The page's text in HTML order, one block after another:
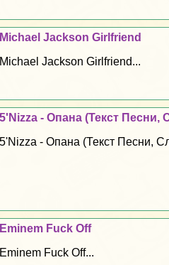
Michael Jackson Girlfriend
Michael Jackson Girlfriend...
5'Nizza - Опана (Текст Песни,
5'Nizza - Опана (Текст Песни,
Eminem Fuck Off
Eminem Fuck Off...